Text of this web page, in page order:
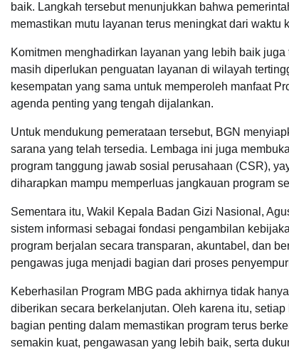
baik. Langkah tersebut menunjukkan bahwa
memastikan mutu layanan terus meningkat dari waktu
Komitmen menghadirkan layanan yang lebih baik
masih diperlukan penguatan layanan di wilayah
kesempatan yang sama untuk memperoleh manfaat
agenda penting yang tengah dijalankan.
Untuk mendukung pemerataan tersebut, BGN
sarana yang telah tersedia. Lembaga ini juga
program tanggung jawab sosial perusahaan (CSR),
diharapkan mampu memperluas jangkauan program
Sementara itu, Wakil Kepala Badan Gizi Nasional,
sistem informasi sebagai fondasi pengambilan
program berjalan secara transparan, akuntabel, dan
pengawas juga menjadi bagian dari proses
Keberhasilan Program MBG pada akhirnya tidak
diberikan secara berkelanjutan. Oleh karena itu,
bagian penting dalam memastikan program terus
semakin kuat, pengawasan yang lebih baik, serta